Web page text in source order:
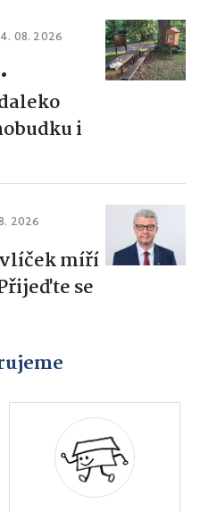
08. 2026
•
i
2026
míří
se